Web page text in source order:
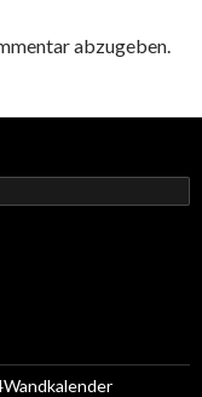
abzugeben.